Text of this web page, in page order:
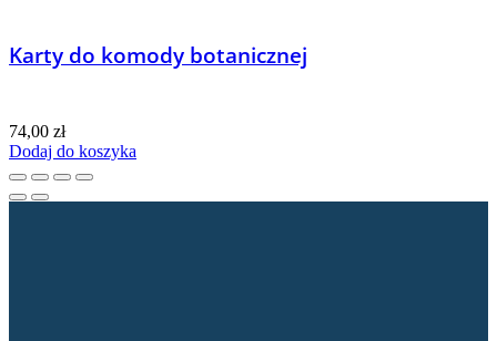
Karty do komody botanicznej
74,00 zł
Dodaj do koszyka